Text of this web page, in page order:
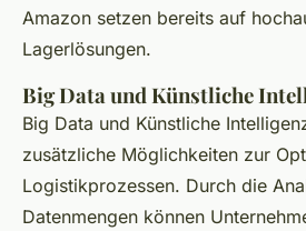
Amazon setzen bereits auf
Lagerlösungen.
Big Data und Künstliche
Big Data und Künstliche
zusätzliche Möglichkeiten zur
Logistikprozessen. Durch die
Datenmengen können